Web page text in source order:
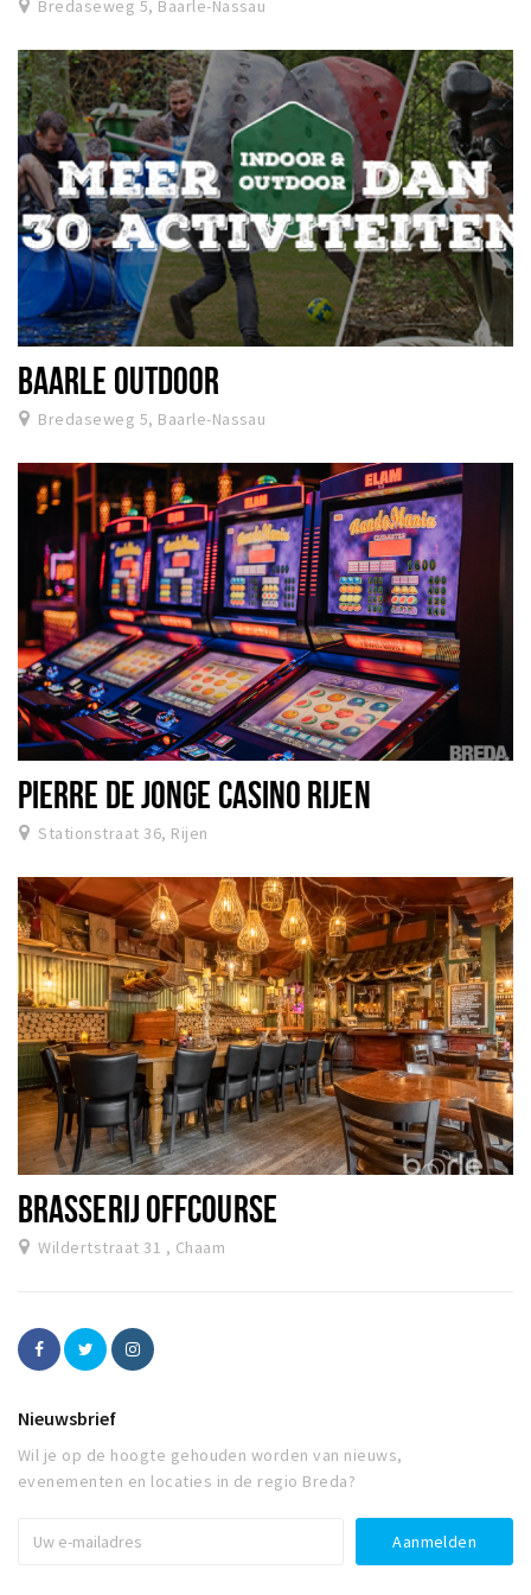
Bredaseweg 5, Baarle-Nassau
BAARLE OUTDOOR
Bredaseweg 5, Baarle-Nassau
PIERRE DE JONGE CASINO RIJEN
Stationstraat 36, Rijen
BRASSERIJ OFFCOURSE
Wildertstraat 31 , Chaam
Nieuwsbrief
Wil je op de hoogte gehouden worden van nieuws,
evenementen en locaties in de regio Breda?